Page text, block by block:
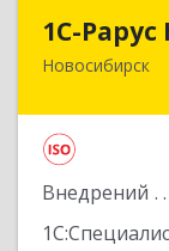
1С-
Новосибирск
Внедрений
630015,